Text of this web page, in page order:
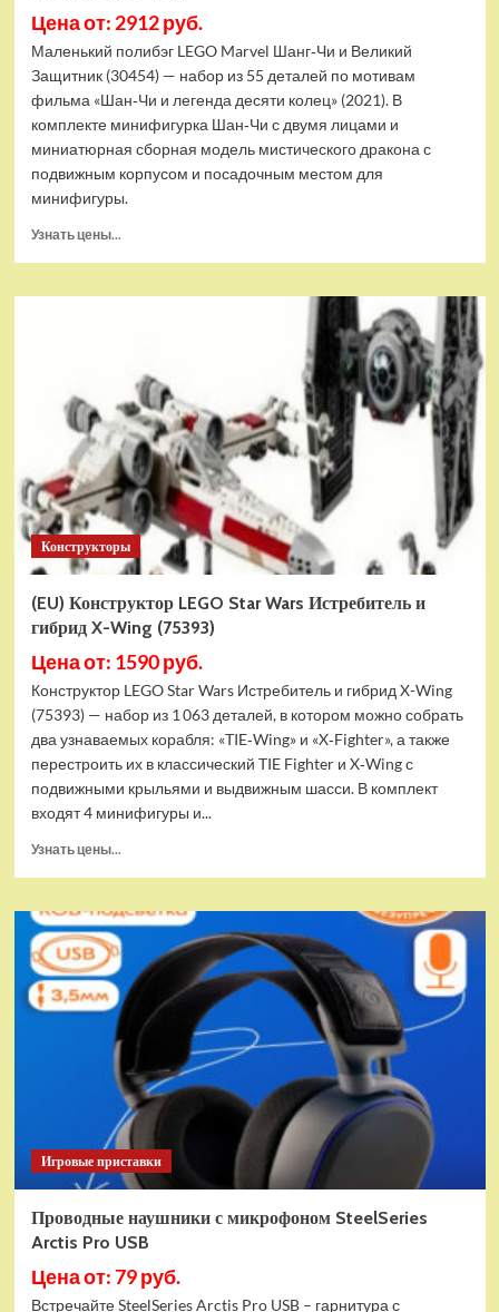
Цена от: 2912 руб.
Маленький полибэг LEGO Marvel Шанг‑Чи и Великий
Защитник (30454) — набор из 55 деталей по мотивам
фильма «Шан‑Чи и легенда десяти колец» (2021). В
комплекте минифигурка Шан‑Чи с двумя лицами и
миниатюрная сборная модель мистического дракона с
подвижным корпусом и посадочным местом для
минифигуры.
Узнать цены...
(EU)
Шанг-
Чи
и
Великий
Защитник
(30454)
Конструкторы
(EU) Конструктор LEGO Star Wars Истребитель и
гибрид X-Wing (75393)
Цена от: 1590 руб.
Конструктор LEGO Star Wars Истребитель и гибрид X-Wing
(75393) — набор из 1 063 деталей, в котором можно собрать
два узнаваемых корабля: «TIE‑Wing» и «X‑Fighter», а также
перестроить их в классический TIE Fighter и X‑Wing с
подвижными крыльями и выдвижным шасси. В комплект
входят 4 минифигуры и...
Узнать цены...
(EU)
Конструктор
LEGO
Star
Wars
Истребитель
и
гибрид
X-
Wing
(75393)
Игровые приставки
Проводные наушники с микрофоном SteelSeries
Arctis Pro USB
Цена от: 79 руб.
Встречайте SteelSeries Arctis Pro USB – гарнитура с